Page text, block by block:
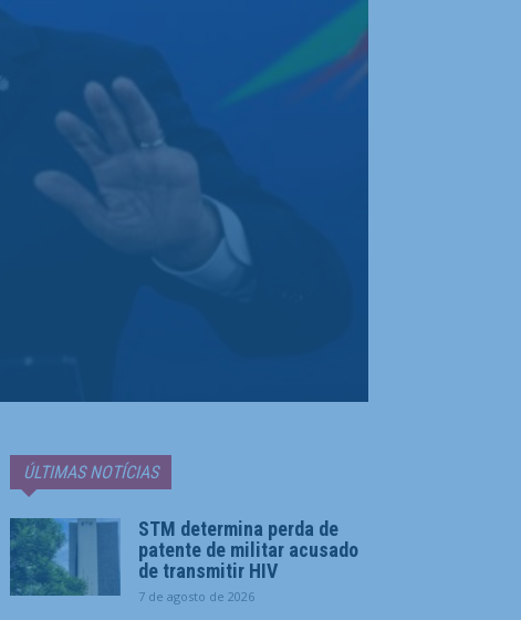
ÚLTIMAS NOTÍCIAS
STM determina perda de
patente de militar acusado
de transmitir HIV
7 de agosto de 2026